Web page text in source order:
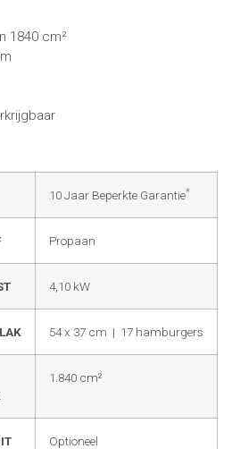
1840 cm²
10 Jaar Beperkte Garantie*
Propaan
4,10 kW
54 x 37 cm | 17 hamburgers
1.840 cm²
Optioneel